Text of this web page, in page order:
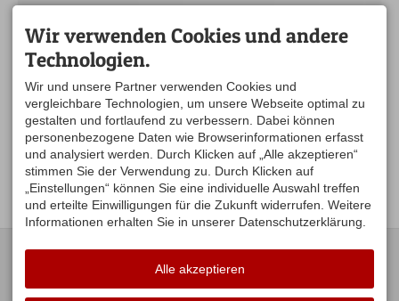
KONTAKT
Hauptstraße 16
UNSERE
ÖFFNUNGSZEITEN:
Wir verwenden Cookies und andere
Technologien.
Wir und unsere Partner verwenden Cookies und
vergleichbare Technologien, um unsere Webseite optimal zu
gestalten und fortlaufend zu verbessern. Dabei können
personenbezogene Daten wie Browserinformationen erfasst
und analysiert werden. Durch Klicken auf „Alle akzeptieren“
stimmen Sie der Verwendung zu. Durch Klicken auf
„Einstellungen“ können Sie eine individuelle Auswahl treffen
und erteilte Einwilligungen für die Zukunft widerrufen. Weitere
Informationen erhalten Sie in unserer Datenschutzerklärung.
Alle akzeptieren